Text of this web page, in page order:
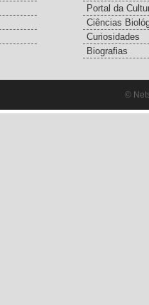
Portal da
Ciências
Curiosidades
Biografias
©